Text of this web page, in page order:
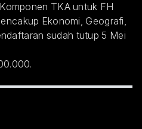
TKA untuk FH
Ekonomi, Geografi,
sudah tutup 5 Mei